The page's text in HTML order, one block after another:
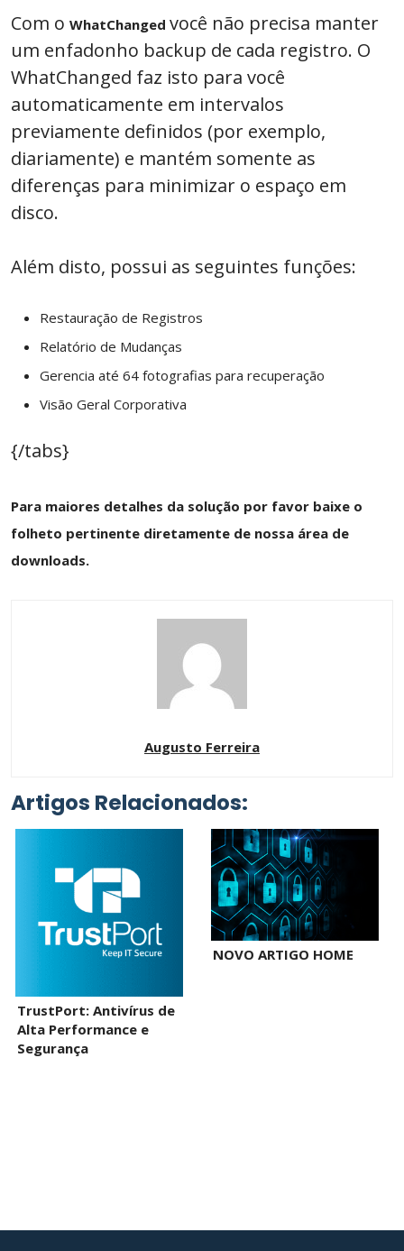
Com o WhatChanged você não precisa manter
um enfadonho backup de cada registro. O
WhatChanged faz isto para você
automaticamente em intervalos
previamente definidos (por exemplo,
diariamente) e mantém somente as
diferenças para minimizar o espaço em
disco.
Além disto, possui as seguintes funções:
Restauração de Registros
Relatório de Mudanças
Gerencia até 64 fotografias para recuperação
Visão Geral Corporativa
{/tabs}
Para maiores detalhes da solução por favor baixe o
folheto pertinente diretamente de nossa área de
downloads.
Augusto Ferreira
Artigos Relacionados:
TrustPort: Antivírus de
Alta Performance e
Segurança
NOVO ARTIGO HOME